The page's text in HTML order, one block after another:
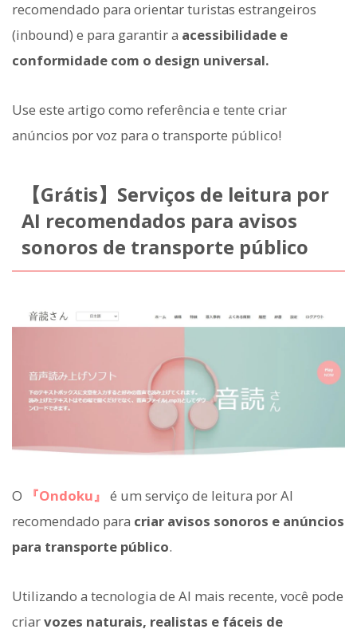
recomendado para orientar turistas estrangeiros
(inbound) e para garantir a acessibilidade e
conformidade com o design universal.
Use este artigo como referência e tente criar
anúncios por voz para o transporte público!
【Grátis】Serviços de leitura por
AI recomendados para avisos
sonoros de transporte público
O 『Ondoku』 é um serviço de leitura por AI
recomendado para criar avisos sonoros e anúncios
para transporte público.
Utilizando a tecnologia de AI mais recente, você pode
criarvozes naturais, realistas e fáceis de